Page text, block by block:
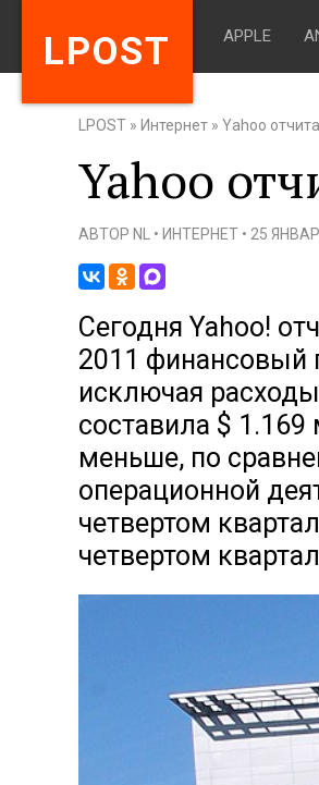
LPOST APPLE
LPOST » Интернет » Yahoo
Yahoo
АВТОР NL • ИНТЕРНЕТ • 25
Сегодня Yahoo!
2011 финансовый
исключая
составила $ 1.169
меньше, по
операционной
четвертом
четвертом